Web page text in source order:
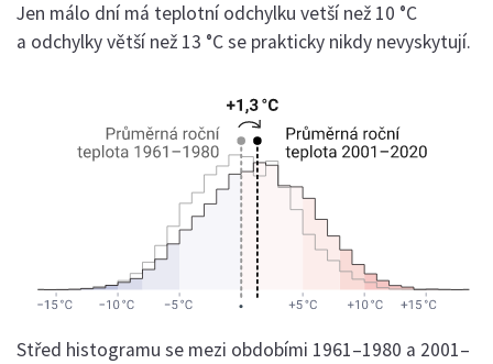
Jen málo dní má teplotní odchylku vetší než 10 °C
a odchylky větší než 13 °C se prakticky nikdy nevyskytují.
Střed histogramu se mezi obdobími 1961–1980 a 2001–